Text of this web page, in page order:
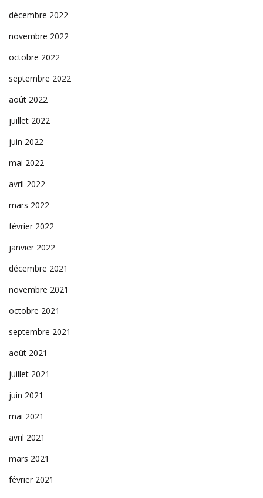
décembre 2022
novembre 2022
octobre 2022
septembre 2022
août 2022
juillet 2022
juin 2022
mai 2022
avril 2022
mars 2022
février 2022
janvier 2022
décembre 2021
novembre 2021
octobre 2021
septembre 2021
août 2021
juillet 2021
juin 2021
mai 2021
avril 2021
mars 2021
février 2021